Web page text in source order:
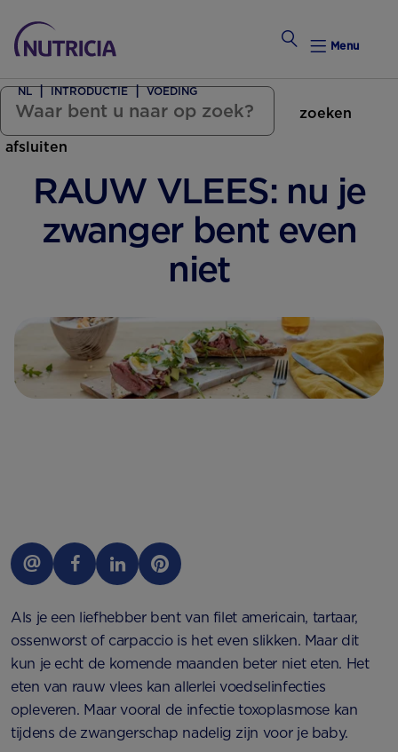
Zwanger Worden
Menu
zoeken
afsluiten
RAUW VLEES: nu je
zwanger bent even
niet
NL INTRODUCTIE VOEDING
Als je een liefhebber bent van filet americain, tartaar,
ossenworst of carpaccio is het even slikken. Maar dit
kun je echt de komende maanden beter niet eten. Het
eten van rauw vlees kan allerlei voedselinfecties
opleveren. Maar vooral de infectie toxoplasmose kan
tijdens de zwangerschap nadelig zijn voor je baby.